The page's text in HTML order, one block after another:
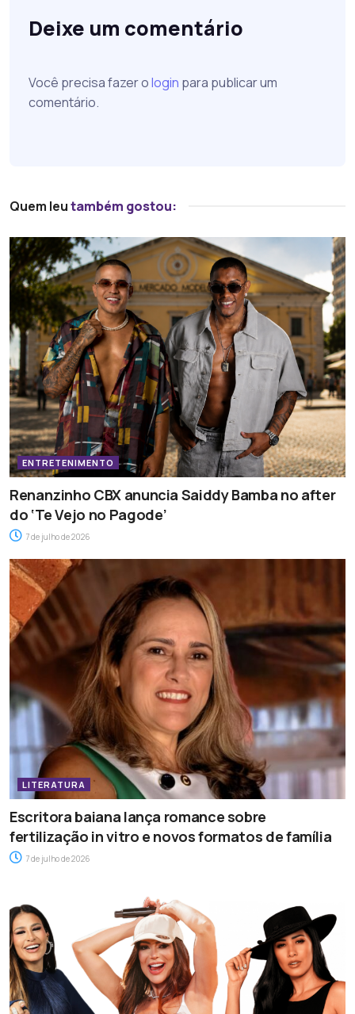
Deixe um comentário
Você precisa fazer ologin para publicar um
comentário.
Quem leutambém gostou:
ENTRETENIMENTO
Renanzinho CBX anuncia Saiddy Bamba no after
do ‘Te Vejo no Pagode’
7 de julho de 2026
LITERATURA
Escritora baiana lança romance sobre
fertilização in vitro e novos formatos de família
7 de julho de 2026